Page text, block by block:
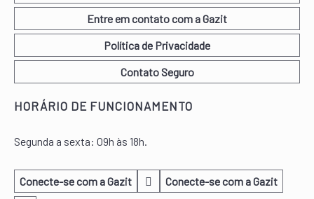
Entre em contato com a Gazit
Política de Privacidade
Contato Seguro
HORÁRIO DE FUNCIONAMENTO
Segunda a sexta: 09h às 18h.
Conecte-se com a Gazit Conecte-se com a Gazit